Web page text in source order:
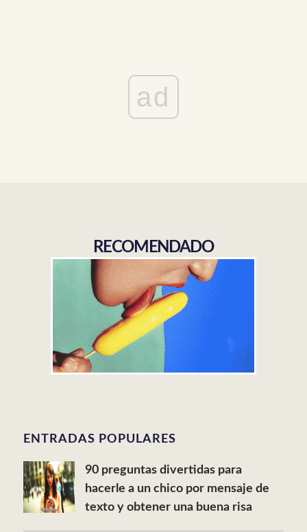
ad
RECOMENDADO
ENTRADAS POPULARES
90 preguntas divertidas para
hacerle a un chico por mensaje de
texto y obtener una buena risa